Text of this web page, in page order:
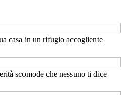
casa in un rifugio accogliente
scomode che nessuno ti dice